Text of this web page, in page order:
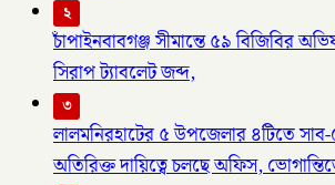
২
চাঁপাইনবাবগঞ্জ সীমান্তে ৫৯ বিজিবির
সিরাপ ট্যাবলেট জব্দ,
৩
লালমনিরহাটের ৫ উপজেলার ৪টিতে সাব-
অতিরিক্ত দায়িত্বে চলছে অফিস,